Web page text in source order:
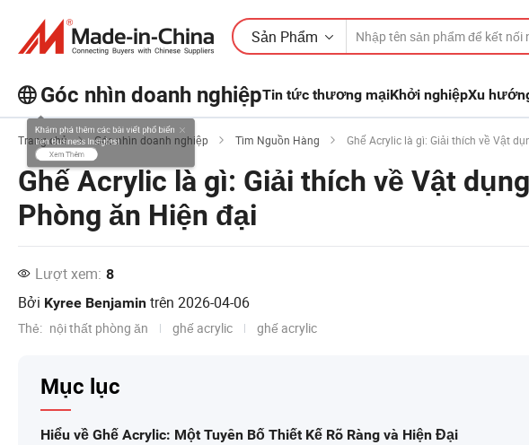
Sản Phẩm
Góc nhìn doanh nghiệpTin tức thương mạiKhởi nghiệpXu
Khám phá thêm các bài viết phổ biến
trên Business Insights!
Xem Thêm
Trang chủ Góc nhìn doanh nghiệp Tìm Nguồn Hàng Ghế Acrylic là gì: Giải thích về Vật
Ghế Acrylic là gì: Giải thích về Vật
Phòng ăn Hiện đại
Lượt xem: 8
Bởi Kyree Benjamin trên 2026-04-06
Thẻ: nội thất phòng ăn ghế acrylic ghế acrylic
Mục lục
Hiểu về Ghế Acrylic: Một Tuyên Bố Thiết Kế Rõ Ràng và Hiện Đại